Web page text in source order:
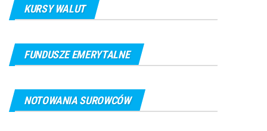
KURSY WALUT
FUNDUSZE EMERYTALNE
NOTOWANIA SUROWCÓW